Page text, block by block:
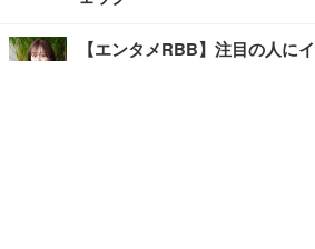
【エンタメRBB】注目の人に